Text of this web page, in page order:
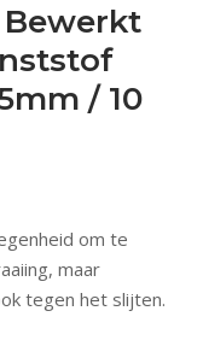
Bewerkt
/ 10
om te
maar
tegen het slijten.